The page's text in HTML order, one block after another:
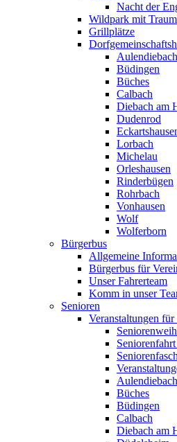
Nacht der
Wildpark mit
Grillplätze
Aulendiebach
Büdingen
Büches
Calbach
Diebach am
Dudenrod
Lorbach
Michelau
Orleshausen
Rinderbügen
Rohrbach
Vonhausen
Wolf
Wolferborn
Bürgerbus
Allgemeine
Bürgerbus für
Unser Fahrerteam
Komm in unser
Senioren
Veranstaltungen für
Aulendiebach
Büches
Büdingen
Calbach
Diebach am